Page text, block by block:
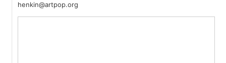
henkin@artpop.org